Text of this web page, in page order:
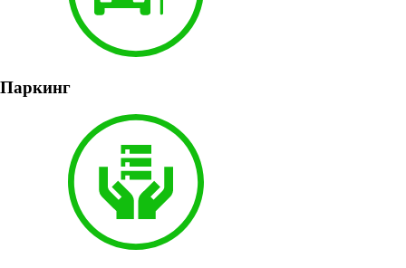
Паркинг